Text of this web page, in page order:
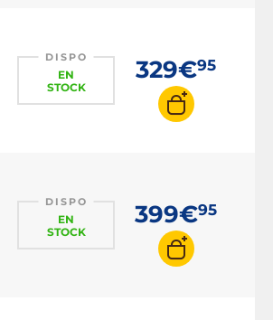
DISPO
EN
STOCK
329€95
DISPO
EN
STOCK
399€95